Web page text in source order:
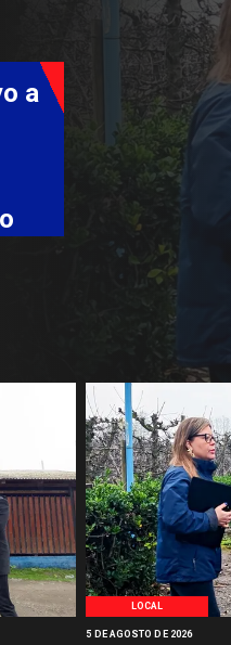
LOCAL
5 DE AGOSTO DE 2026